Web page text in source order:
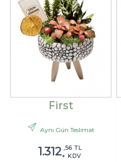
First
Aynı Gün Teslimat
1.312 ,56 TL
+ KDV